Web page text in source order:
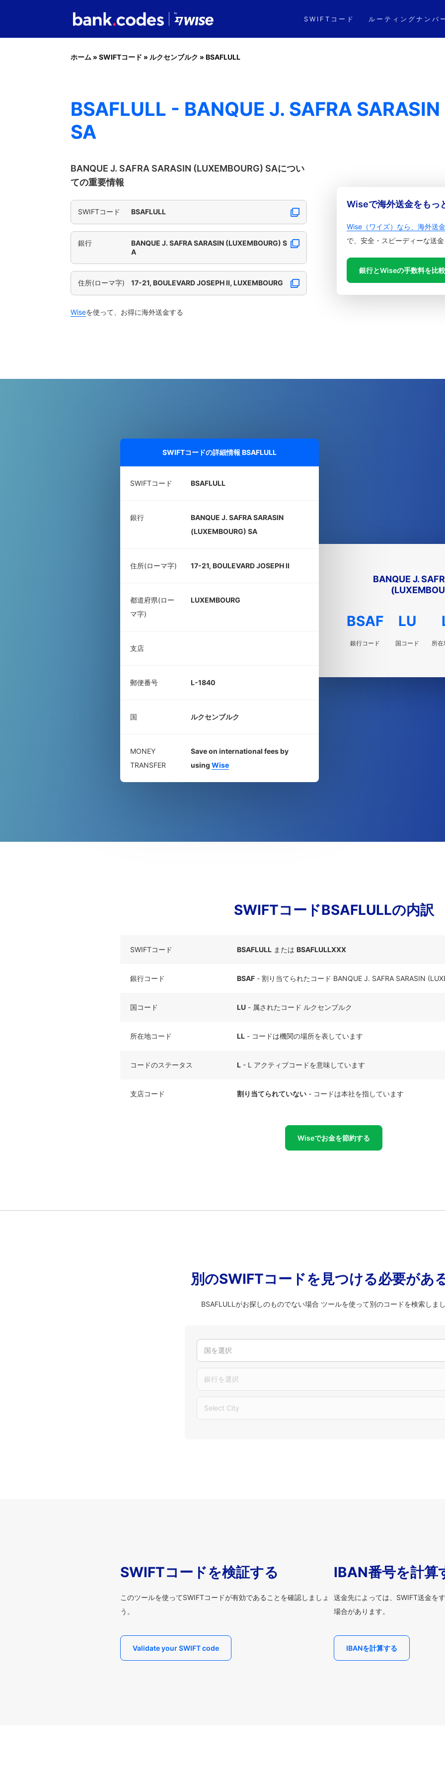
SWIFTコード ルーティングナンバ
ホーム » SWIFTコード » ルクセンブルク » BSAFLULL
BSAFLULL - BANQUE J. SAFRA
SA
BANQUE J. SAFRA SARASIN (LUXEMBOURG) SAについ
ての重要情報
SWIFTコード BSAFLULL
銀行
BANQUE J. SAFRA SARASIN (LUXEMBOURG) S
A
住所(ローマ字) 17-21, BOULEVARD JOSEPH II, LUXEMBOURG
Wiseを使って、お得に海外送金する
Wiseで海外送金をもっ
Wise（ワイズ）なら、海外送
で、安全・スピーディーな送金
銀行とWiseの手数料を比較
SWIFTコードの詳細情報 BSAFLULL
SWIFTコード BSAFLULL
銀行
BANQUE J. SAFRA SARASIN
(LUXEMBOURG) SA
住所(ローマ字) 17-21, BOULEVARD JOSEPH II
都道府県(ロー
マ字)
LUXEMBOURG
支店
郵便番号 L-1840
国 ルクセンブルク
MONEY
TRANSFER
Save on international fees by
using Wise
BANQUE J.
BSAF
銀行コード
LU
国コード 所在
SWIFTコードBSAFLULLの内訳
SWIFTコード BSAFLULL または BSAFLULLXXX
銀行コード BSAF - 割り当てられたコード BANQUE J. SAFRA SARASIN
国コード LU - 属されたコード ルクセンブルク
所在地コード LL - コードは機関の場所を表しています
コードのステータス L - L アクティブコードを意味しています
支店コード 割り当てられていない - コードは本社を指しています
Wiseでお金を節約する
別のSWIFTコードを見つける必要があ
BSAFLULLがお探しのものでない場合 ツールを使って別のコードを検索しまし
国を選択
銀行を選択
Select City
SWIFTコードを検証する
このツールを使ってSWIFTコードが有効であることを確認しましょ
う。
Validate your SWIFT code
IBAN番号を計算
送金先によっては、SWIFT送金を
場合があります。
IBANを計算する